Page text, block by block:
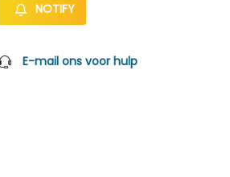
NOTIFY
E-mail ons voor hulp